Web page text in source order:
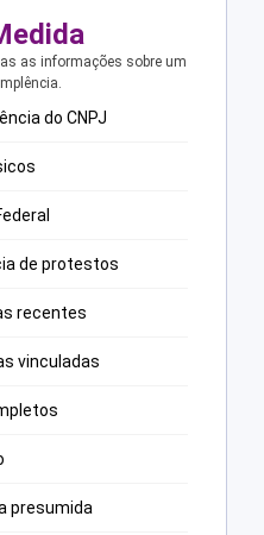
as informações sobre um
do CNPJ
de protestos
recentes
vinculadas
presumida